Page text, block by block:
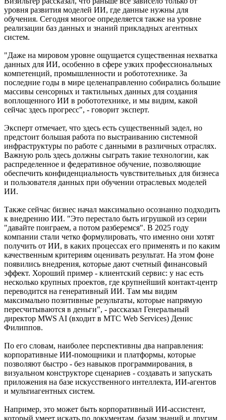
уровня развития моделей ИИ, где данные нужны для
обучения. Сегодня многое определяется также на уровне
реализации баз данных и знаний прикладных агентных
систем.
"Даже на мировом уровне ощущается существенная нехватка
данных для ИИ, особенно в сфере узких профессиональных
компетенций, промышленности и робототехнике. За
последние годы в мире целенаправленно собирались большие
массивы сенсорных и тактильных данных для создания
воплощенного ИИ в робототехнике, и мы видим, какой
сейчас здесь прогресс", - говорит эксперт.
Эксперт отмечает, что здесь есть существенный задел, но
предстоит большая работа по выстраиванию системной
инфраструктуры по работе с данными в различных отраслях.
Важную роль здесь должны сыграть такие технологии, как
распределенное и федеративное обучение, позволяющие
обеспечить конфиденциальность чувствительных для бизнеса
и пользователя данных при обучении отраслевых моделей
ИИ.
Также сейчас бизнес начал максимально осознанно подходить
к внедрению ИИ. "Это перестало быть игрушкой из серии
"давайте поиграем, а потом разберемся". В 2025 году
компании стали четко формулировать, что именно они хотят
получить от ИИ, в каких процессах его применять и по каким
качественным критериям оценивать результат. На этом фоне
появились внедрения, которые дают счетный финансовый
эффект. Хороший пример - клиентский сервис: у нас есть
несколько крупных проектов, где крупнейший контакт-центр
переводится на генеративный ИИ. Там мы видим
максимально позитивные результаты, которые напрямую
пересчитываются в деньги", - рассказал Генеральный
директор MWS AI (входит в МТС Web Services) Денис
Филиппов.
По его словам, наиболее перспективны два направления:
корпоративные ИИ-помощники и платформы, которые
позволяют быстро - без навыков программирования, в
визуальном конструкторе сценариев - создавать и запускать
приложения на базе искусственного интеллекта, ИИ-агентов
и мультиагентных систем.
Например, это может быть корпоративный ИИ-ассистент,
который умеет искать по документам, базам знаний и другим